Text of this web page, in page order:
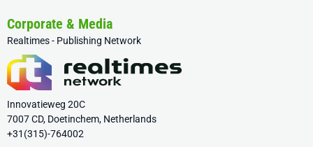
Corporate & Media
Realtimes - Publishing Network
Innovatieweg 20C
7007 CD, Doetinchem, Netherlands
+31(315)-764002